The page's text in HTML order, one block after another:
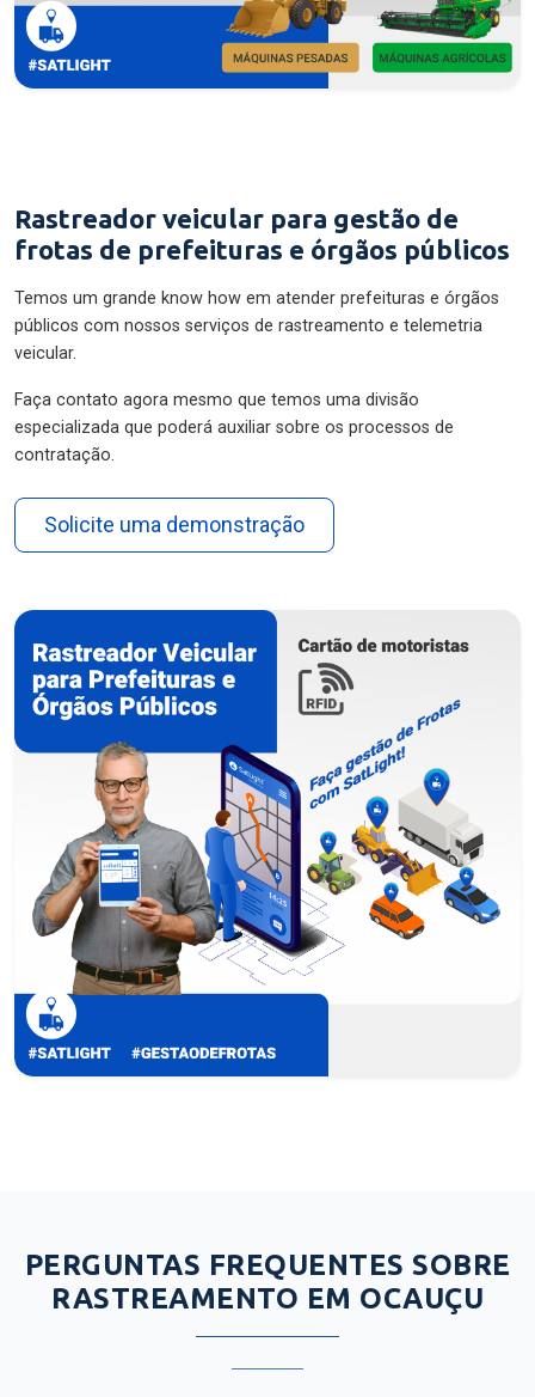
Rastreador veicular para gestão de
frotas de prefeituras e órgãos públicos
Temos um grande know how em atender prefeituras e órgãos
públicos com nossos serviços de rastreamento e telemetria
veicular.
Faça contato agora mesmo que temos uma divisão
especializada que poderá auxiliar sobre os processos de
contratação.
Solicite uma demonstração
PERGUNTAS FREQUENTES SOBRE
RASTREAMENTO EM OCAUÇU